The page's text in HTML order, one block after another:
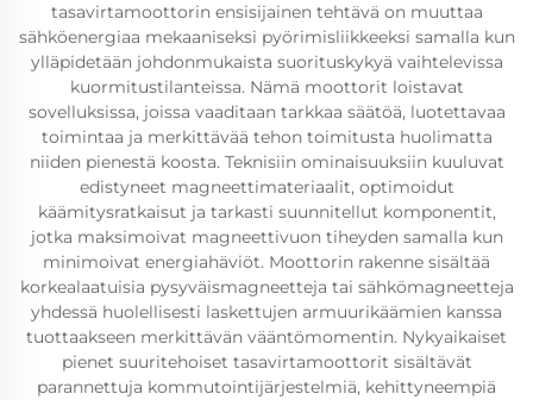
tasavirtamoottorin ensisijainen tehtävä on muuttaa
sähköenergiaa mekaaniseksi pyörimisliikkeeksi samalla kun
ylläpidetään johdonmukaista suorituskykyä vaihtelevissa
kuormitustilanteissa. Nämä moottorit loistavat
sovelluksissa, joissa vaaditaan tarkkaa säätöä, luotettavaa
toimintaa ja merkittävää tehon toimitusta huolimatta
niiden pienestä koosta. Teknisiin ominaisuuksiin kuuluvat
edistyneet magneettimateriaalit, optimoidut
käämitysratkaisut ja tarkasti suunnitellut komponentit,
jotka maksimoivat magneettivuon tiheyden samalla kun
minimoivat energiahäviöt. Moottorin rakenne sisältää
korkealaatuisia pysyväismagneetteja tai sähkömagneetteja
yhdessä huolellisesti laskettujen armuurikäämien kanssa
tuottaakseen merkittävän vääntömomentin. Nykyaikaiset
pienet suuritehoiset tasavirtamoottorit sisältävät
parannettuja kommutointijärjestelmiä, kehittyneempiä